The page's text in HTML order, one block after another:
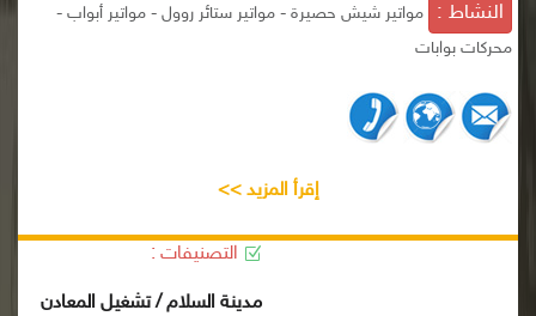
النشاط :
مواتير شيش حصيرة - مواتير ستائر روول - مواتير أبواب -
محركات بوابات
إقرأ المزيد >>
التصنيفات :
مدينة السلام / تشغيل المعادن